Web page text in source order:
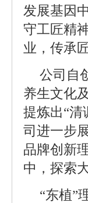
发展基因
守工匠精
业，传承
公司自
养生文化
提炼出“清
司进一步
品牌创新
中，探索
“东植”